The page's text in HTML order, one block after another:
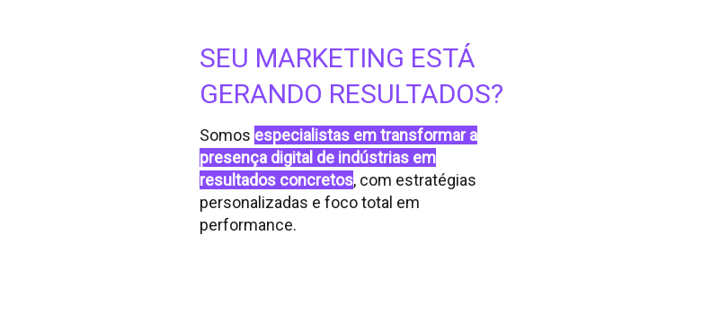
SEU MARKETING ESTÁ
GERANDO RESULTADOS?
Somos especialistas em transformar a
presença digital de indústrias em
resultados concretos, com estratégias
personalizadas e foco total em
performance.